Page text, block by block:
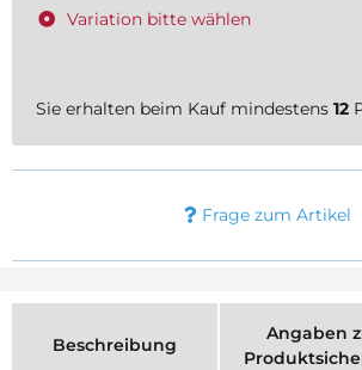
Variation bitte wählen
Sie erhalten beim Kauf mindestens 12
Frage zum Artikel
Beschreibung
Angaben